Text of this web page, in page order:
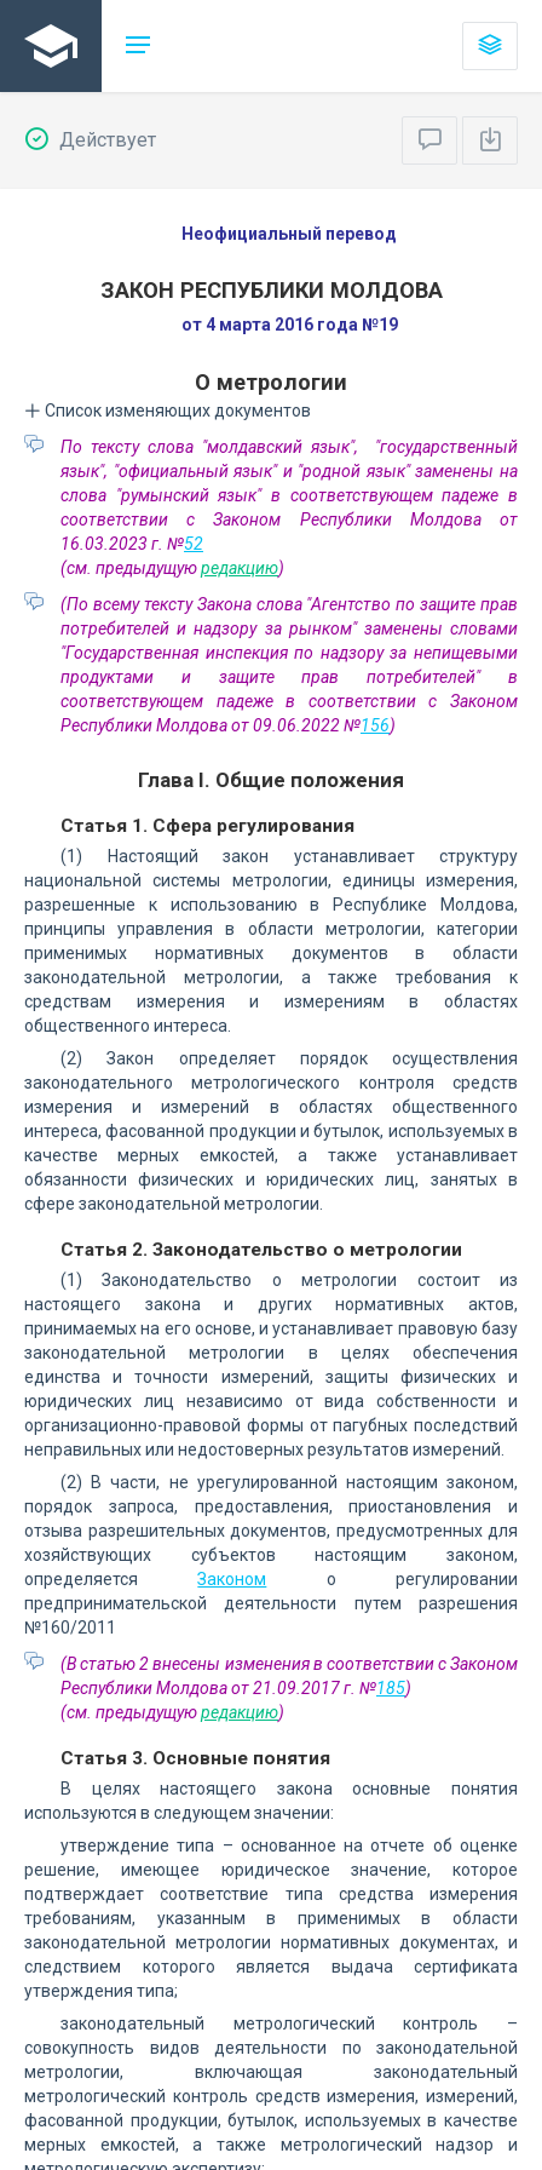
Действует
Неофициальный перевод
ЗАКОН РЕСПУБЛИКИ МОЛДОВА
от 4 марта 2016 года №19
О метрологии
Список изменяющих документов
По тексту слова "молдавский язык", "государственный
язык", "официальный язык" и "родной язык" заменены на
слова "румынский язык" в соответствующем падеже в
соответствии с Законом Республики Молдова от
16.03.2023 г. №52
(см. предыдущуюредакцию)
(По всему тексту Закона слова "Агентство по защите прав
потребителей и надзору за рынком" заменены словами
"Государственная инспекция по надзору за непищевыми
продуктами и защите прав потребителей" в
соответствующем падеже в соответствии с Законом
Республики Молдова от 09.06.2022 №156)
Глава I. Общие положения
Статья 1. Сфера регулирования
(1) Настоящий закон устанавливает структуру
национальной системы метрологии, единицы измерения,
разрешенные к использованию в Республике Молдова,
принципы управления в области метрологии, категории
применимых нормативных документов в области
законодательной метрологии, а также требования к
средствам измерения и измерениям в областях
общественного интереса.
(2) Закон определяет порядок осуществления
законодательного метрологического контроля средств
измерения и измерений в областях общественного
интереса, фасованной продукции и бутылок, используемых в
качестве мерных емкостей, а также устанавливает
обязанности физических и юридических лиц, занятых в
сфере законодательной метрологии.
Статья 2. Законодательство о метрологии
(1) Законодательство о метрологии состоит из
настоящего закона и других нормативных актов,
принимаемых на его основе, и устанавливает правовую базу
законодательной метрологии в целях обеспечения
единства и точности измерений, защиты физических и
юридических лиц независимо от вида собственности и
организационно-правовой формы от пагубных последствий
неправильных или недостоверных результатов измерений.
(2) В части, не урегулированной настоящим законом,
порядок запроса, предоставления, приостановления и
отзыва разрешительных документов, предусмотренных для
хозяйствующих субъектов настоящим законом,
определяетсяЗаконом о регулировании
предпринимательской деятельности путем разрешения
№160/2011
(В статью 2 внесены изменения в соответствии с Законом
Республики Молдова от 21.09.2017 г. №185)
(см. предыдущуюредакцию)
Статья 3. Основные понятия
В целях настоящего закона основные понятия
используются в следующем значении:
утверждение типа – основанное на отчете об оценке
решение, имеющее юридическое значение, которое
подтверждает соответствие типа средства измерения
требованиям, указанным в применимых в области
законодательной метрологии нормативных документах, и
следствием которого является выдача сертификата
утверждения типа;
законодательный метрологический контроль –
совокупность видов деятельности по законодательной
метрологии, включающая законодательный
метрологический контроль средств измерения, измерений,
фасованной продукции, бутылок, используемых в качестве
мерных емкостей, а также метрологический надзор и